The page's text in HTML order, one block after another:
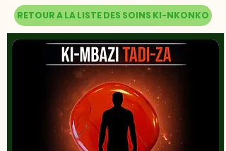
RETOUR A LA LISTE DES SOINS KI-NKONKO